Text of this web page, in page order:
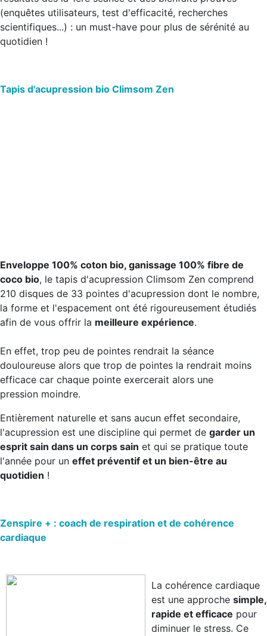
(enquêtes utilisateurs, test d'efficacité, recherches
scientifiques...) : un must-have pour plus de sérénité au
quotidien !
Tapis d'acupression bio Climsom Zen
Enveloppe 100% coton bio, ganissage 100% fibre de
coco bio, le tapis d'acupression Climsom Zen comprend
210 disques de 33 pointes d'acupression dont le nombre,
la forme et l'espacement ont été rigoureusement étudiés
afin de vous offrir la meilleure expérience.
En effet, trop peu de pointes rendrait la séance
douloureuse alors que trop de pointes la rendrait moins
efficace car chaque pointe exercerait alors une
pression moindre.
Entièrement naturelle et sans aucun effet secondaire,
l'acupression est une discipline qui permet de garder un
esprit sain dans un corps sain et qui se pratique toute
l'année pour un effet préventif et un bien-être au
quotidien !
Zenspire + : coach de respiration et de cohérence
cardiaque
La cohérence cardiaque
est une approche simple,
rapide et efficace pour
diminuer le stress. Ce